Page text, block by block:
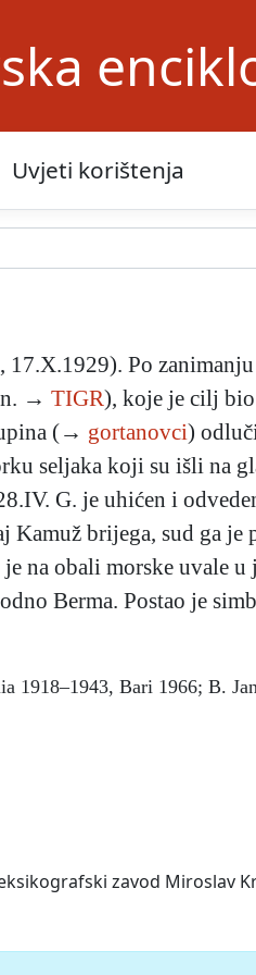
Uvjeti korištenja
Po
→ TIGR), koje je cilj bio
(→ gortanovci)
seljaka koji su išli na
G. je uhićen i
brijega, sud ga
na obali morske uvale
Berma. Postao je
1918–1943, Bari 1966; B.
zavod Miroslav